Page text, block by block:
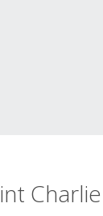
Charlie